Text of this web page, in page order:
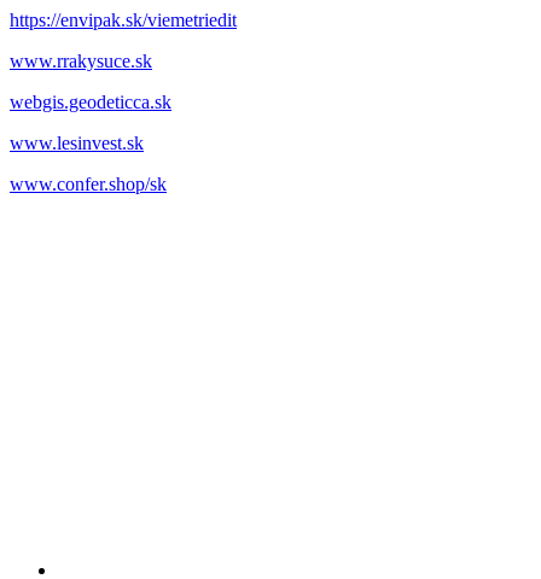
https://envipak.sk/viemetriedit
www.rrakysuce.sk
webgis.geodeticca.sk
www.lesinvest.sk
www.confer.shop/sk